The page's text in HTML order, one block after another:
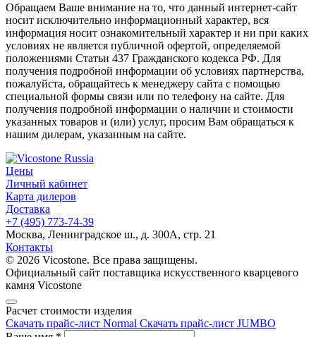
Обращаем Ваше внимание на то, что данный интернет-сайт
носит исключительно информационный характер, вся
информация носит ознакомительный характер и ни при каких
условиях не является публичной офертой, определяемой
положениями Статьи 437 Гражданского кодекса РФ. Для
получения подробной информации об условиях партнерства,
пожалуйста, обращайтесь к менеджеру сайта с помощью
специальной формы связи или по телефону на сайте. Для
получения подробной информации о наличии и стоимости
указанных товаров и (или) услуг, просим Вам обращаться к
нашим дилерам, указанным на сайте.
Цены
Личный кабинет
Карта дилеров
Доставка
+7 (495) 773-74-39
Москва, Ленинградское ш., д. 300А, стр. 21
Контакты
© 2026 Vicostone. Все права защищены.
Официальный сайт поставщика искусственного кварцевого
камня Vicostone
Расчет стоимости изделия
Скачать прайс-лист Normal Скачать прайс-лист JUMBO